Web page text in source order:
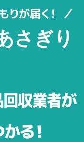
さぎり